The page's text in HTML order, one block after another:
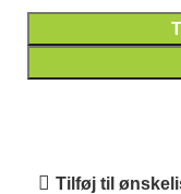
Tilføj til